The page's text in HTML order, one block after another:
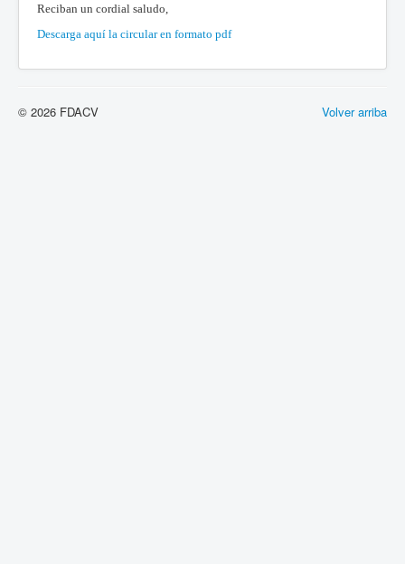
Reciban un cordial saludo,
Descarga aquí la circular en formato pdf
Volver arriba
© 2026 FDACV